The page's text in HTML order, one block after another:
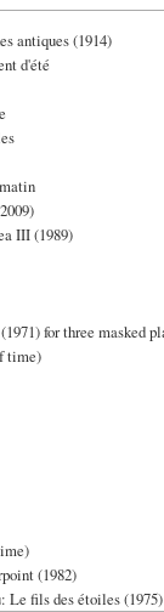
antiques (1914)
d'été
III (1989)
for three masked
time)
(1982)
Le fils des étoiles (1975)